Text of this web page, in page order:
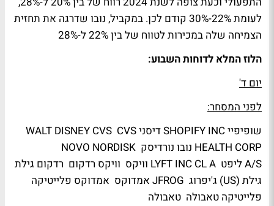
לעומת 22%-30% קודם לכן. במקביל, נובו שדרגה את תחזית
הצמיחה שלה במכירות לטווח של בין 22% ל-28%
הלוז המלא לדוחות השבוע:
יום ד'
לפני המסחר:
שופיפיי SHOPIFY INC דיסני WALT DISNEY CVS CVS
HEALTH CORP נובו נורדיסק NOVO NORDISK
A/S ליפט LYFT INC CL A וויקס וויקס רדקום רדקום גילת
גילת (US) ג'יפרוג JFROG אמדוקס אמדוקס פלייטיקה
פלייטיקה טאבולה טאבולה